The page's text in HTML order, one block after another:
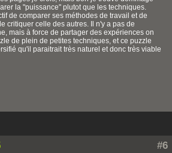
la "puissance" plutot que les techniques.
de comparer ses méthodes de travail et de
critiquer celle des autres. Il n'y a pas de
mais à force de partager des expériences on
de plein de petites techniques, et ce puzzle
qu'il paraitrait très naturel et donc très viable
#6